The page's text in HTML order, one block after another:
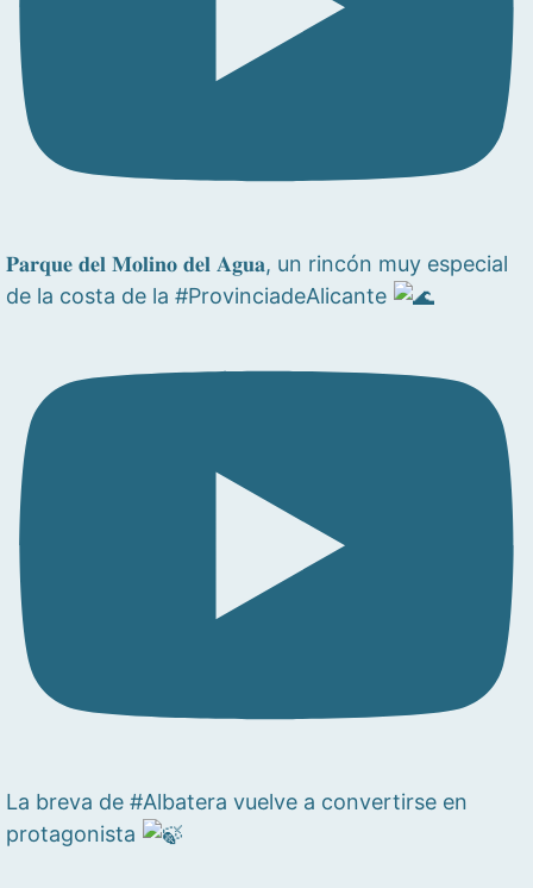
𝐏𝐚𝐫𝐪𝐮𝐞 𝐝𝐞𝐥 𝐌𝐨𝐥𝐢𝐧𝐨 𝐝𝐞𝐥 𝐀𝐠𝐮𝐚, un rincón muy especial
de la costa de la #ProvinciadeAlicante
La breva de #Albatera vuelve a convertirse en
protagonista